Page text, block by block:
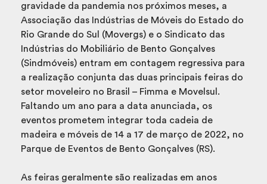
gravidade da pandemia nos próximos meses, a
Associação das Indústrias de Móveis do Estado do
Rio Grande do Sul (Movergs) e o Sindicato das
Indústrias do Mobiliário de Bento Gonçalves
(Sindmóveis) entram em contagem regressiva para
a realização conjunta das duas principais feiras do
setor moveleiro no Brasil – Fimma e Movelsul.
Faltando um ano para a data anunciada, os
eventos prometem integrar toda cadeia de
madeira e móveis de 14 a 17 de março de 2022, no
Parque de Eventos de Bento Gonçalves (RS).
As feiras geralmente são realizadas em anos